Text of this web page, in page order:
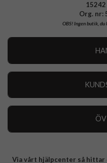
Org. nr:
OBS!Ingen butik, du
Integritetspolicy
Via vårt hjälpcenter så hittar